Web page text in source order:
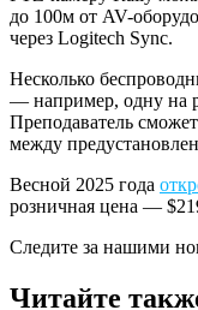
до 100м от AV-
через Logitech Sync.
Несколько
— например, одну на
Преподаватель
между
Весной 2025 года
розничная цена —
Следите за нашими
Читайте